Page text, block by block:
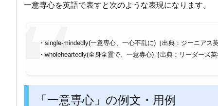
一意専心を英語で表すと次のような表現になります。
・single-mindedly(一意専心、一心不乱に)［出典：ジーニアス英
・wholeheartedly(全身全霊で、一意専心)［出典：リーダーズ英
「一意専心」の例文・用例